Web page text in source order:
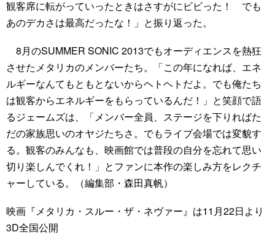
観客席に転がっていったときはさすがにビビった！ でも
あのデカさは最高だったな！」と振り返った。
8月のSUMMER SONIC 2013でもオーディエンスを熱狂
させたメタリカのメンバーたち。「この年になれば、エネ
ルギーなんてもともとないからヘトヘトだよ。でも俺たち
は観客からエネルギーをもらっているんだ！」と笑顔で語
るジェームズは、「メンバー全員、ステージを下りればた
だの家族思いのオヤジたちさ。でもライブ会場では変貌す
る。観客のみんなも、映画館では普段の自分を忘れて思い
切り楽しんでくれ！」とファンに本作の楽しみ方をレクチ
ャーしている。（編集部・森田真帆）
映画『メタリカ・スルー・ザ・ネヴァー』は11月22日より
3D全国公開